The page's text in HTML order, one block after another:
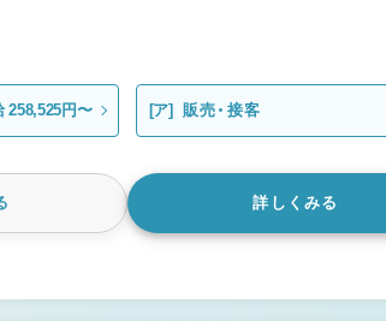
258,525円〜 [ア] 販売・接客
詳しくみる